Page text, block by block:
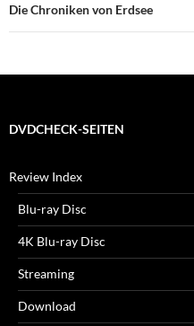
Die Chroniken von Erdsee
DVDCHECK-SEITEN
Review Index
Blu-ray Disc
4K Blu-ray Disc
Streaming
Download